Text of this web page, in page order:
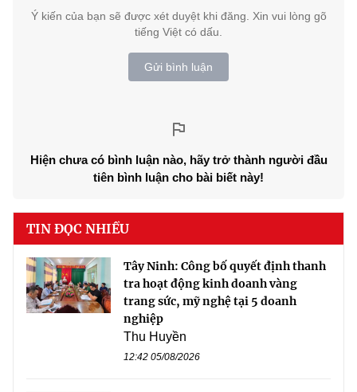
Ý kiến của bạn sẽ được xét duyệt khi đăng. Xin vui lòng gõ
tiếng Việt có dấu.
Gửi bình luận
Hiện chưa có bình luận nào, hãy trở thành người đầu
tiên bình luận cho bài biết này!
TIN ĐỌC NHIỀU
Tây Ninh: Công bố quyết định thanh
tra hoạt động kinh doanh vàng
trang sức, mỹ nghệ tại 5 doanh
nghiệp
Thu Huyền
12:42 05/08/2026